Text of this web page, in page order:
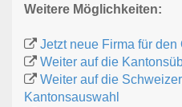
Weitere Möglichkeiten:
Jetzt neue Firma für den
Weiter auf die
Weiter auf die
Kantonsauswahl